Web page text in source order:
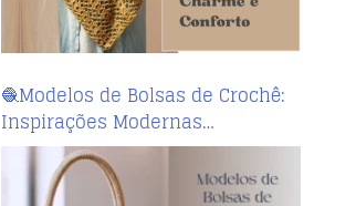
🧶Modelos de Bolsas de Crochê:
Inspirações Modernas…